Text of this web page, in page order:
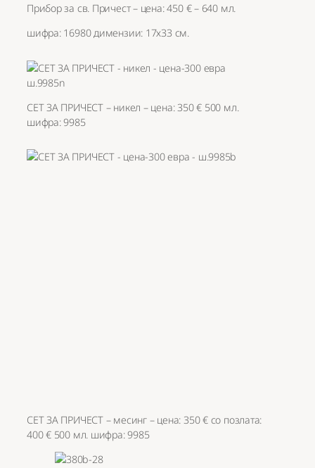
Прибор за св. Причест – цена: 450 € – 640 мл.
шифра: 16980 димензии: 17х33 см.
СЕТ ЗА ПРИЧЕСТ – никел – цена: 350 € 500 мл.
шифра: 9985
СЕТ ЗА ПРИЧЕСТ – месинг – цена: 350 € со позлата:
400 € 500 мл. шифра: 9985